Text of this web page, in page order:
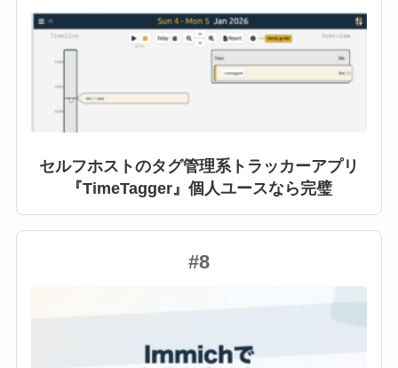
セルフホストのタグ管理系トラッカーアプリ
『TimeTagger』個人ユースなら完璧
#8